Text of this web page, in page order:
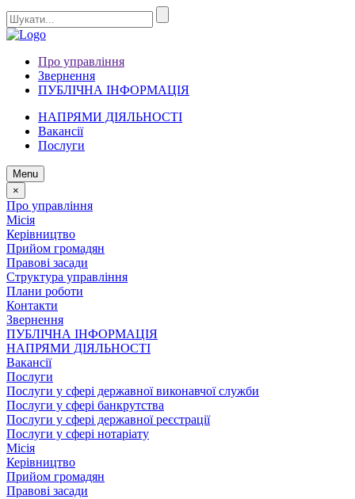
Про управління
Звернення
ПУБЛІЧНА ІНФОРМАЦІЯ
НАПРЯМИ ДІЯЛЬНОСТІ
Вакансії
Послуги
Menu
×
Про управління
Місія
Керівництво
Прийом громадян
Правові засади
Структура управління
Плани роботи
Контакти
Звернення
ПУБЛІЧНА ІНФОРМАЦІЯ
НАПРЯМИ ДІЯЛЬНОСТІ
Вакансії
Послуги
Послуги у сфері державної виконавчої служби
Послуги у сфері банкрутства
Послуги у сфері державної реєстрації
Послуги у сфері нотаріату
Місія
Керівництво
Прийом громадян
Правові засади